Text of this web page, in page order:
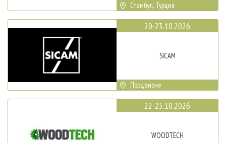
Стамбул, Турция
20-23.10.2026
SICAM
Порденоне
22-25.10.2026
WOODTECH